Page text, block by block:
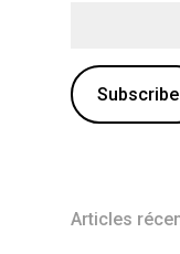
Articles